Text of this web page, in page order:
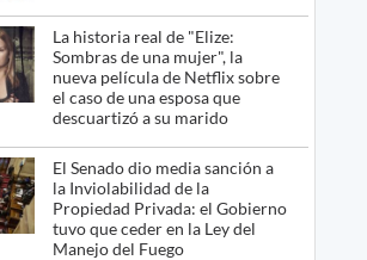
La historia real de "Elize:
Sombras de una mujer", la
nueva película de Netflix sobre
el caso de una esposa que
descuartizó a su marido
El Senado dio media sanción a
la Inviolabilidad de la
Propiedad Privada: el Gobierno
tuvo que ceder en la Ley del
Manejo del Fuego